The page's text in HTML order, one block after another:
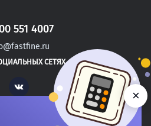
ПЕТЕРБУРГ
ПЕТРОВСК
МАРКС
551 4007
СЕТЯХ
Vk ×